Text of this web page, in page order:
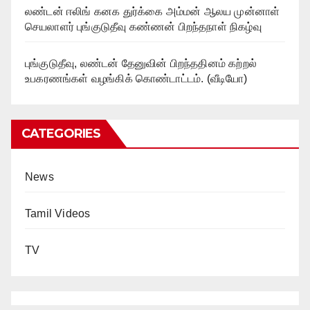
லண்டன் ஈலிங் கனக துர்க்கை அம்மன் ஆலய முன்னாள்
செயலாளர் புங்குடுதீவு கண்ணன் பிறந்தநாள் நிகழ்வு
புங்குடுதீவு, லண்டன் தேனுவின் பிறந்ததினம் கற்றல்
உபகரணங்கள் வழங்கிக் கொண்டாட்டம். (வீடியோ)
CATEGORIES
News
Tamil Videos
TV